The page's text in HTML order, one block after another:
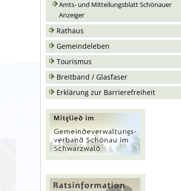
Amts- und Mitteilungsblatt Schönauer
Anzeiger
Rathaus
Gemeindeleben
Tourismus
Breitband / Glasfaser
Erklärung zur Barrierefreiheit